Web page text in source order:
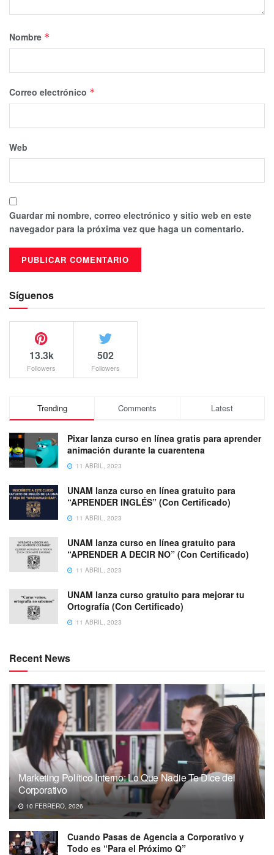
Nombre *
Correo electrónico *
Web
Guardar mi nombre, correo electrónico y sitio web en este
navegador para la próxima vez que haga un comentario.
Síguenos
13.3k
Followers
502
Followers
Trending Comments Latest
Pixar lanza curso en línea gratis para aprender
animación durante la cuarentena
11 ABRIL, 2023
UNAM lanza curso en línea gratuito para
“APRENDER INGLÉS” (Con Certificado)
11 ABRIL, 2023
UNAM lanza curso en línea gratuito para
“APRENDER A DECIR NO” (Con Certificado)
11 ABRIL, 2023
UNAM lanza curso gratuito para mejorar tu
Ortografía (Con Certificado)
11 ABRIL, 2023
Recent News
Marketing Político Interno: Lo Que Nadie Te Dice del
Corporativo
10 FEBRERO, 2026
Cuando Pasas de Agencia a Corporativo y
Todo es “Para el Próximo Q”